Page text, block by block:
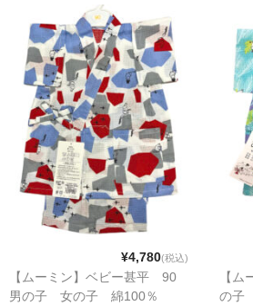
¥4,780(税込)
【ムーミン】ベビー甚平 90
男の子 女の子 綿100％
【
の子